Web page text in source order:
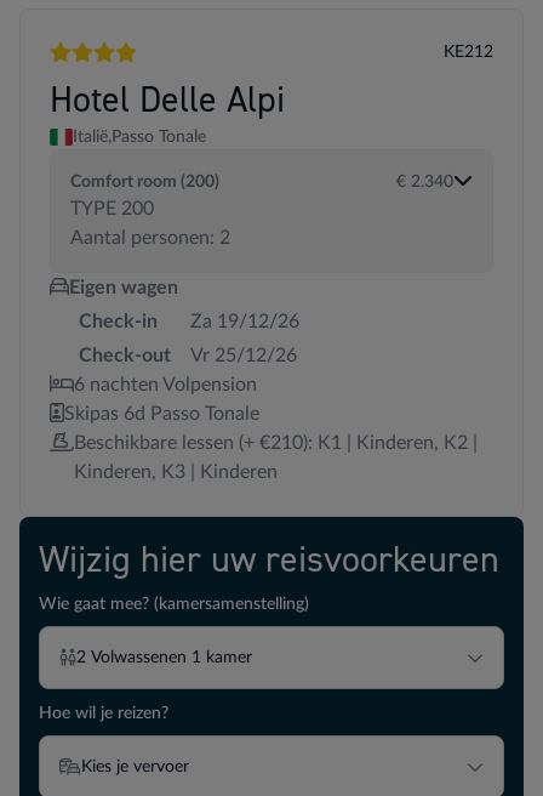
4 sterren
KE212
Hotel Delle Alpi
Italië, Passo Tonale
Comfort room (200)
TYPE 200
Aantal personen: 2
€ 2.340
Eigen wagen
Check-in
Za 19/12/26
Check-out
Vr 25/12/26
6 nachten Volpension
Skipas 6d Passo Tonale
Beschikbare lessen (+ €210): K1 | Kinderen, K2 |
Kinderen, K3 | Kinderen
Wijzig hier uw reisvoorkeuren
Wie gaat mee? (kamersamenstelling)
2 Volwassenen 1 kamer
Hoe wil je reizen?
Kies je vervoer